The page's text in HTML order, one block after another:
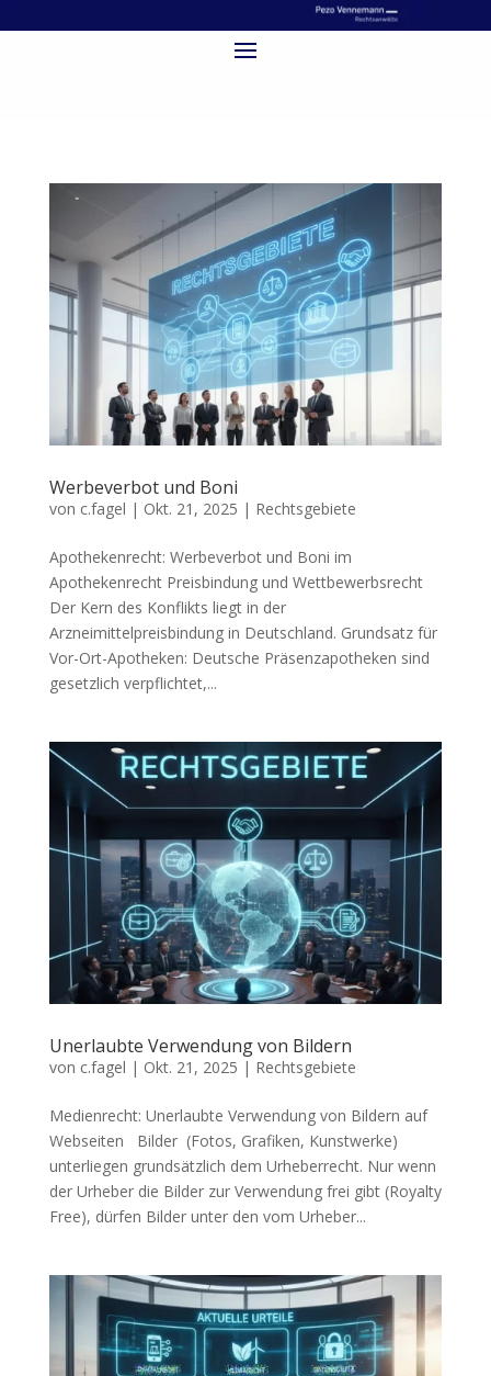
Werbeverbot und Boni
von c.fagel | Okt. 21, 2025 | Rechtsgebiete
Apothekenrecht: Werbeverbot und Boni im
Apothekenrecht Preisbindung und Wettbewerbsrecht
Der Kern des Konflikts liegt in der
Arzneimittelpreisbindung in Deutschland. Grundsatz für
Vor-Ort-Apotheken: Deutsche Präsenzapotheken sind
gesetzlich verpflichtet,...
Unerlaubte Verwendung von Bildern
von c.fagel | Okt. 21, 2025 | Rechtsgebiete
Medienrecht: Unerlaubte Verwendung von Bildern auf
Webseiten Bilder (Fotos, Grafiken, Kunstwerke)
unterliegen grundsätzlich dem Urheberrecht. Nur wenn
der Urheber die Bilder zur Verwendung frei gibt (Royalty
Free), dürfen Bilder unter den vom Urheber...